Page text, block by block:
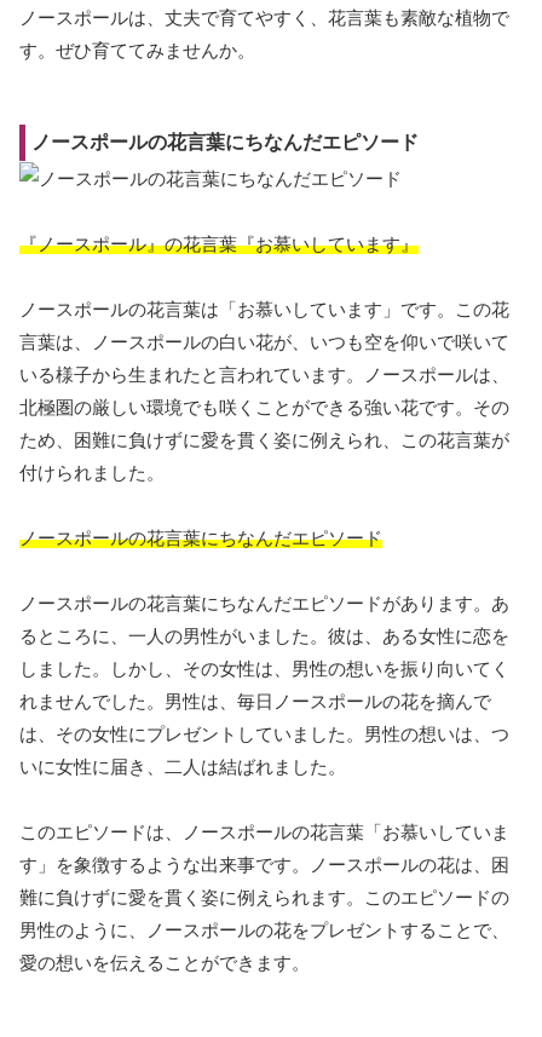
ノースポールは、丈夫で育てやすく、花言葉も素敵な植物で
す。ぜひ育ててみませんか。
ノースポールの花言葉にちなんだエピソード
『ノースポール』の花言葉『お慕いしています』
ノースポールの花言葉は「お慕いしています」です。この花
言葉は、ノースポールの白い花が、いつも空を仰いで咲いて
いる様子から生まれたと言われています。ノースポールは、
北極圏の厳しい環境でも咲くことができる強い花です。その
ため、困難に負けずに愛を貫く姿に例えられ、この花言葉が
付けられました。
ノースポールの花言葉にちなんだエピソード
ノースポールの花言葉にちなんだエピソードがあります。あ
るところに、一人の男性がいました。彼は、ある女性に恋を
しました。しかし、その女性は、男性の想いを振り向いてく
れませんでした。男性は、毎日ノースポールの花を摘んで
は、その女性にプレゼントしていました。男性の想いは、つ
いに女性に届き、二人は結ばれました。
このエピソードは、ノースポールの花言葉「お慕いしていま
す」を象徴するような出来事です。ノースポールの花は、困
難に負けずに愛を貫く姿に例えられます。このエピソードの
男性のように、ノースポールの花をプレゼントすることで、
愛の想いを伝えることができます。